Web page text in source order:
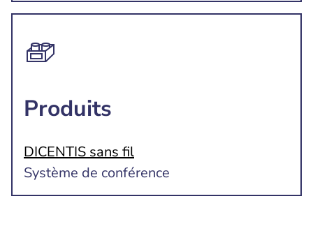
Produits
DICENTIS sans fil
Système de conférence